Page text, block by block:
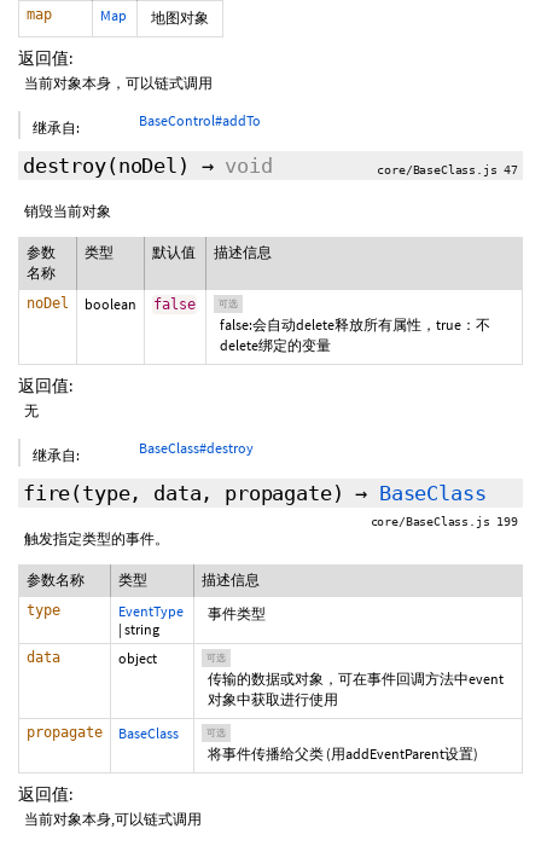
map Map 地图对象
返回值:
当前对象本身，可以链式调用
继承自: BaseControl#addTo
destroy(noDel ) → void core/BaseClass.js 47
销毁当前对象
参数
名称
类型 默认值 描述信息
noDel boolean false 可选
false:会自动delete释放所有属性，true：不
delete绑定的变量
返回值:
无
继承自: BaseClass#destroy
fire(type, data , propagate) → BaseClass
core/BaseClass.js 199
触发指定类型的事件。
参数名称 类型 描述信息
type
EventType
| string
事件类型
data object 可选
传输的数据或对象，可在事件回调方法中event
对象中获取进行使用
propagate BaseClass 可选
将事件传播给父类 (用addEventParent设置)
返回值:
当前对象本身,可以链式调用